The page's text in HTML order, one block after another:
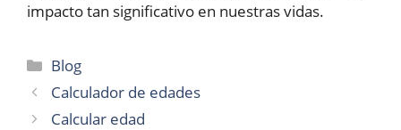
impacto tan significativo en nuestras vidas.
Categories
Blog
Calculador de edades
Calcular edad